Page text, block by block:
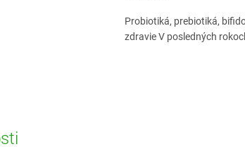
Probiotiká, prebiotiká,
zdravie V posledných